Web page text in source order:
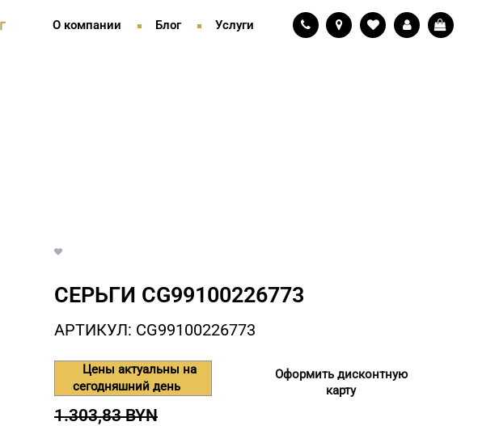
О компании Блог Услуги
СЕРЬГИ СG99100226773
АРТИКУЛ: СG99100226773
Цены актуальны на
сегодняшний день
Оформить дисконтную
карту
1.303,83 BYN